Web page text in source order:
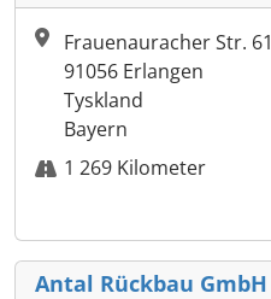
Frauenauracher Str. 61
91056 Erlangen
Tyskland
Bayern
1 269 Kilometer
Antal Rückbau GmbH